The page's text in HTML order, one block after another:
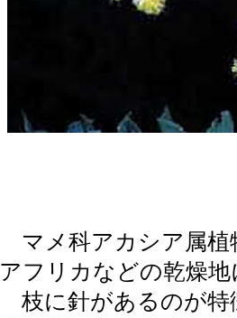
マメ科アカシア属植
アフリカなどの乾燥
枝に針があるのが特